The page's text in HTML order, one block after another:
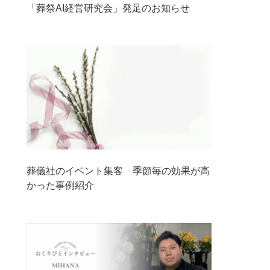
「葬祭AI経営研究会」発足のお知らせ
葬儀社のイベント集客 季節毎の効果が高
かった事例紹介